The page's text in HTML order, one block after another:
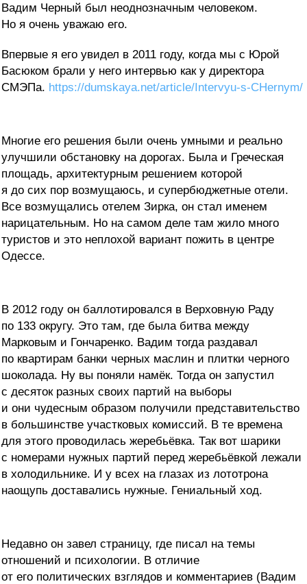
Вадим Черный был неоднозначным человеком.
Но я очень уважаю его.
Впервые я его увидел в 2011 году, когда мы с Юрой
Басюком брали у него интервью как у директора
СМЭПа. https://dumskaya.net/article/Intervyu-s-CHernym/
Многие его решения были очень умными и реально
улучшили обстановку на дорогах. Была и Греческая
площадь, архитектурным решением которой
я до сих пор возмущаюсь, и супербюджетные отели.
Все возмущались отелем Зирка, он стал именем
нарицательным. Но на самом деле там жило много
туристов и это неплохой вариант пожить в центре
Одессе.
В 2012 году он баллотировался в Верховную Раду
по 133 округу. Это там, где была битва между
Марковым и Гончаренко. Вадим тогда раздавал
по квартирам банки черных маслин и плитки черного
шоколада. Ну вы поняли намёк. Тогда он запустил
с десяток разных своих партий на выборы
и они чудесным образом получили представительство
в большинстве участковых комиссий. В те времена
для этого проводилась жеребьёвка. Так вот шарики
с номерами нужных партий перед жеребьёвкой лежали
в холодильнике. И у всех на глазах из лототрона
наощупь доставались нужные. Гениальный ход.
Недавно он завел страницу, где писал на темы
отношений и психологии. В отличие
от его политических взглядов и комментариев (Вадим